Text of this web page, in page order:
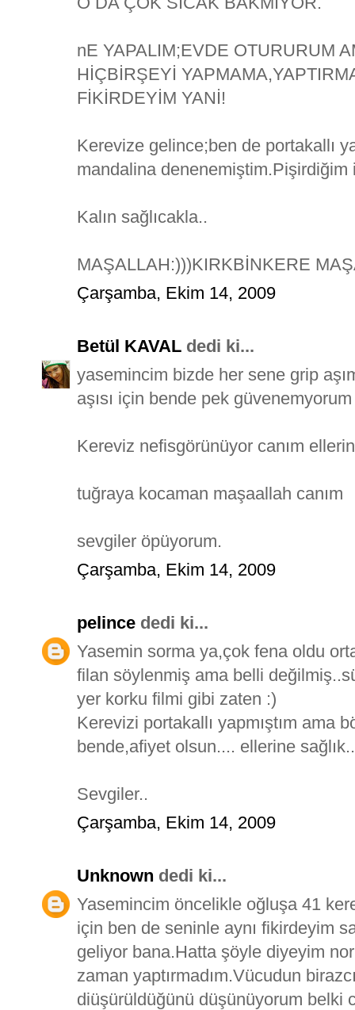
nE YAPALIM;EVDE OTURURUM
HİÇBİRŞEYİ
FİKİRDEYİM YANİ!
Kerevize gelince;ben de portakallı
mandalina
Kalın sağlıcakla..
MAŞALLAH:)))KIRKBİNKERE
Çarşamba, Ekim 14, 2009
Betül KAVAL dedi ki...
yasemincim bizde her sene grip
aşısı için bende pek güvenemyorum
Kereviz nefisgörünüyor canım
tuğraya kocaman maşaallah canım
sevgiler öpüyorum.
Çarşamba, Ekim 14, 2009
pelince dedi ki...
Yasemin sorma ya,çok fena oldu
filan söylenmiş ama belli
yer korku filmi gibi zaten :)
Kerevizi portakallı yapmıştım ama
bende,afiyet olsun.... ellerine
Sevgiler..
Çarşamba, Ekim 14, 2009
Unknown dedi ki...
Yasemincim öncelikle oğluşa 41
için ben de seninle aynı fikirdeyim
geliyor bana.Hatta şöyle diyeyim
zaman yaptırmadım.Vücudun
diüşürüldüğünü düşünüyorum belki